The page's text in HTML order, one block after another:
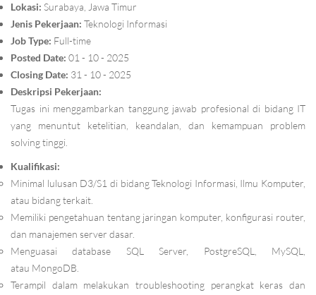
Lokasi: Surabaya, Jawa Timur
Jenis Pekerjaan: Teknologi Informasi
Job Type: Full-time
Posted Date: 01 - 10 - 2025
Closing Date: 31 - 10 - 2025
Deskripsi Pekerjaan:
Tugas ini menggambarkan tanggung jawab profesional di bidang IT
yang menuntut ketelitian, keandalan, dan kemampuan problem
solving tinggi.
Kualifikasi:
Minimal lulusan D3/S1 di bidang Teknologi Informasi, Ilmu Komputer,
atau bidang terkait.
Memiliki pengetahuan tentang jaringan komputer, konfigurasi router,
dan manajemen server dasar.
Menguasai database SQL Server, PostgreSQL, MySQL,
atau MongoDB.
Terampil dalam melakukan troubleshooting perangkat keras dan